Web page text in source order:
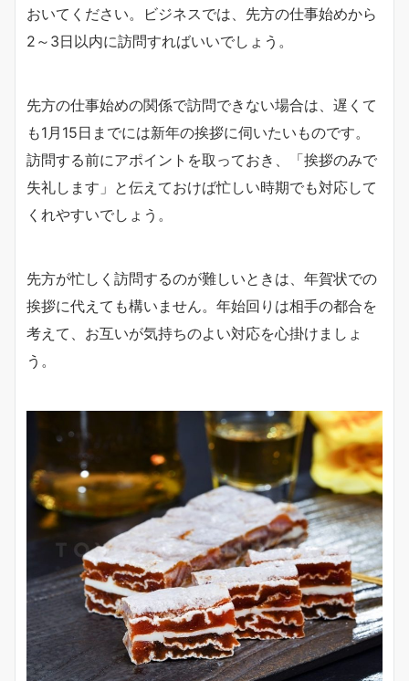
おいてください。ビジネスでは、先方の仕事始めから
2～3日以内に訪問すればいいでしょう。
先方の仕事始めの関係で訪問できない場合は、遅くて
も1月15日までには新年の挨拶に伺いたいものです。
訪問する前にアポイントを取っておき、「挨拶のみで
失礼します」と伝えておけば忙しい時期でも対応して
くれやすいでしょう。
先方が忙しく訪問するのが難しいときは、年賀状での
挨拶に代えても構いません。年始回りは相手の都合を
考えて、お互いが気持ちのよい対応を心掛けましょ
う。